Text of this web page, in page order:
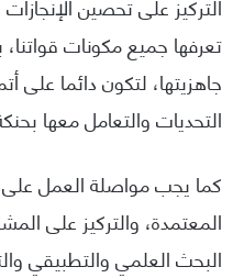
تعرفها جميع مكونات قواتنا،
جاهزيتها، لتكون دائما على
التحديات والتعامل معها
كما يجب مواصلة العمل على
المعتمدة، والتركيز على
البحث العلمي والتطبيقي